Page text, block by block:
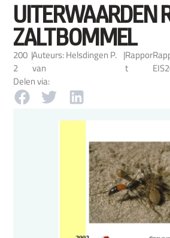
UITERWAARDEN
ZALTBOMMEL
200
2
|Auteurs: Helsdingen P.
van
|Rappor
t
Delen via: